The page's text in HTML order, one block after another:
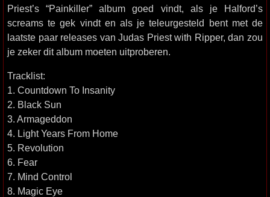
Priest’s “Painkiller” album goed vindt, als je Halford’s
screams te gek vindt en als je teleurgesteld bent met de
laatste paar releases van Judas Priest with Ripper, dan zou
je zeker dit album moeten uitproberen.
Tracklist:
1. Countdown To Insanity
2. Black Sun
3. Armageddon
4. Light Years From Home
5. Revolution
6. Fear
7. Mind Control
8. Magic Eye